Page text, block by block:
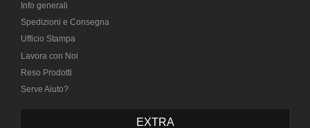
Info generali
Spedizioni e Consegna
Ufficio Stampa
Lavora con Noi
Reso Prodotti
Serve Aiuto?
EXTRA